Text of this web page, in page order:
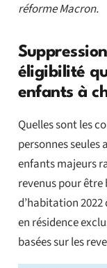
réforme Macron.
éligibilité
enfants à
Quelles sont les
personnes seules
enfants majeurs
revenus pour être
d’habitation 2022
en résidence
basées sur les